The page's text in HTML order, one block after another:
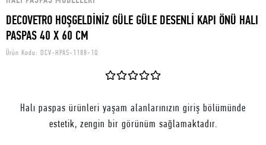
DECOVETRO HOŞGELDİNİZ GÜLE GÜLE DESENLİ KAPI ÖNÜ HALI
PASPAS 40 X 60 CM
Ürün Kodu: DCV-HPAS-1188-1Q
Halı paspas ürünleri yaşam alanlarınızın giriş bölümünde
estetik, zengin bir görünüm sağlamaktadır.